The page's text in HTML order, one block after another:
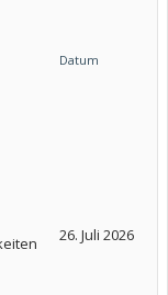
Datum
26. Juli 2026